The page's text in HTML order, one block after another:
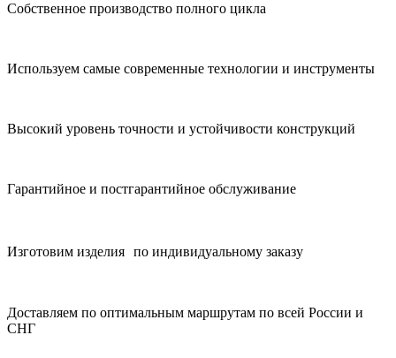
Собственное производство полного цикла
Используем самые современные технологии и инструменты
Высокий уровень точности и устойчивости конструкций
Гарантийное и постгарантийное обслуживание
Изготовим изделия по индивидуальному заказу
Доставляем по оптимальным маршрутам по всей России и
СНГ